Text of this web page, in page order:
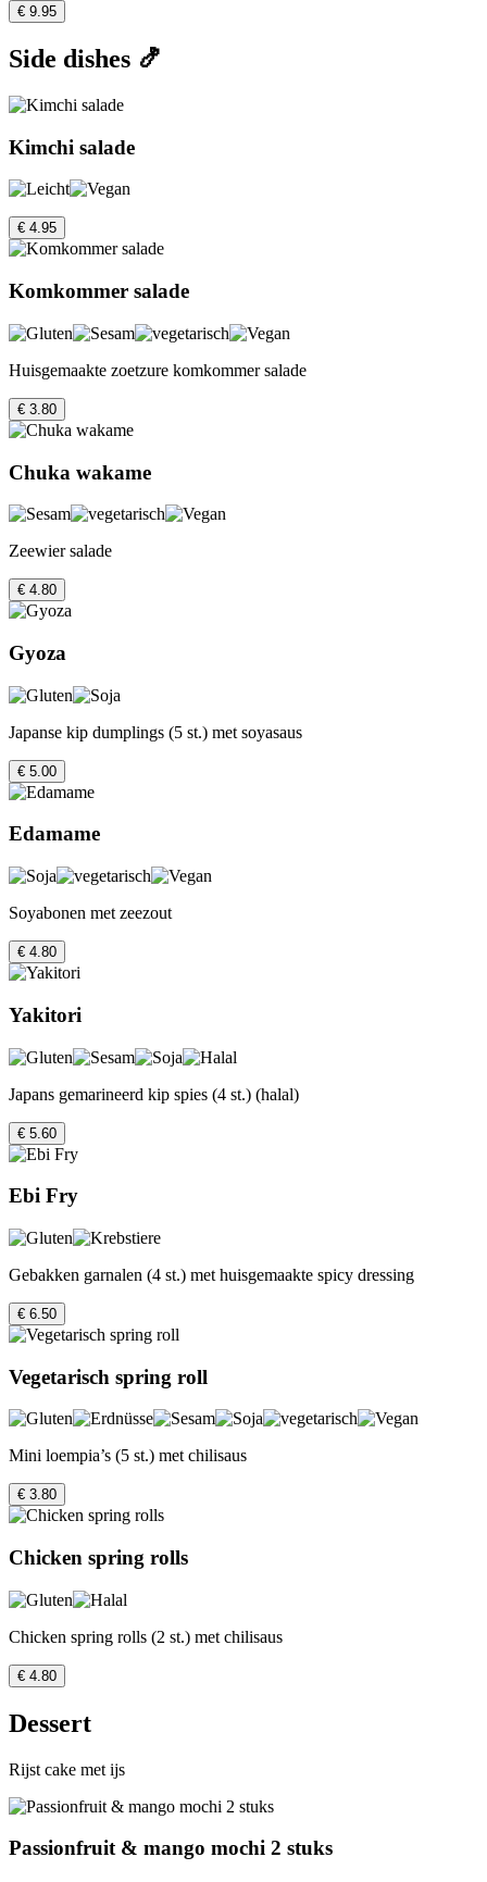
€ 9.95
Side dishes 🍤
Kimchi salade
€ 4.95
Komkommer salade
Huisgemaakte zoetzure komkommer salade
€ 3.80
Chuka wakame
Zeewier salade
€ 4.80
Gyoza
Japanse kip dumplings (5 st.) met soyasaus
€ 5.00
Edamame
Soyabonen met zeezout
€ 4.80
Yakitori
Japans gemarineerd kip spies (4 st.) (halal)
€ 5.60
Ebi Fry
Gebakken garnalen (4 st.) met huisgemaakte spicy dressing
€ 6.50
Vegetarisch spring roll
Mini loempia’s (5 st.) met chilisaus
€ 3.80
Chicken spring rolls
Chicken spring rolls (2 st.) met chilisaus
€ 4.80
Dessert
Rijst cake met ijs
Passionfruit & mango mochi 2 stuks